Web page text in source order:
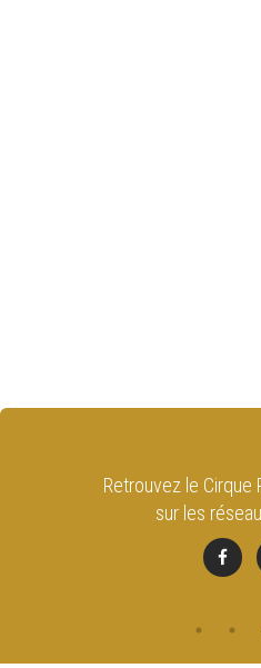
Retrouvez le Cirque
sur les